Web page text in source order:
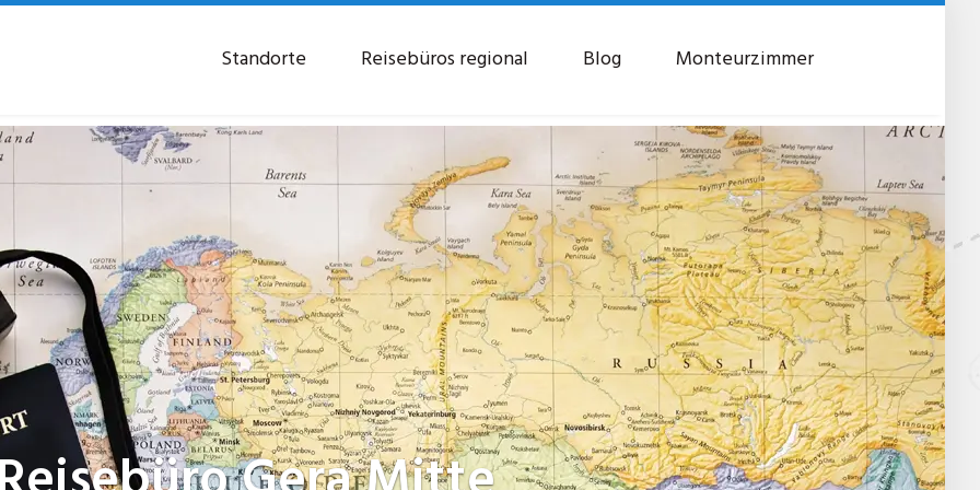
Standorte Reisebüros regional Blog Monteurzimmer